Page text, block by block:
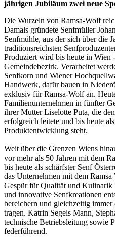
jährigen Jubiläum zwei neue
Die Wurzeln von Ramsa-Wolf
Damals gründete Senfmüller
Senfmühle, aus der sich über die
traditionsreichsten
Produziert wird bis heute in Wien
Gemeindebezirk. Verarbeitet
Senfkorn und Wiener
Handwerk, dafür bauen in
exklusiv für Ramsa-Wolf an.
Familienunternehmen in fünfter
ihrer Mutter Liselotte Puta, die
erfolgreich leitete und bis heute
Produktentwicklung steht.
Weit über die Grenzen Wiens
vor mehr als 50 Jahren mit dem
bis heute als schärfster Senf
das Unternehmen mit dem
Gespür für Qualität und Kulinarik
und innovative Senfkreationen
bereichern und gleichzeitig
tragen. Katrin Segels Mann,
technische Betriebsleitung sowie
federführend.